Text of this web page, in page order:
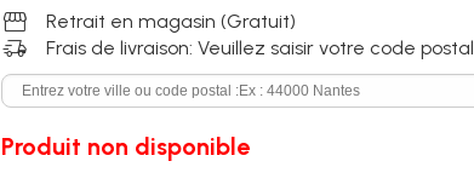
storefront Retrait en magasin (Gratuit)
delivery_truck_speed Frais de livraison: Veuillez saisir votre code postal
Produit non disponible